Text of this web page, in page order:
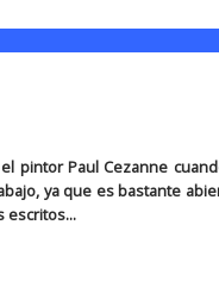
pintor Paul Cezanne
ya que es bastante
escritos...